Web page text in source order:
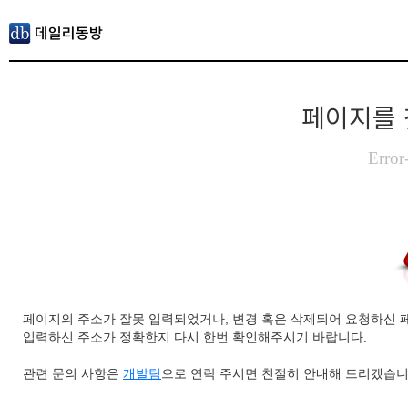
페이지를
페이지의 주소가 잘못 입력되었거나, 변경 혹은 삭제되어 요청하신
입력하신 주소가 정확한지 다시 한번 확인해주시기 바랍니다.
관련 문의 사항은 개발팀 으로 연락 주시면 친절히 안내해 드리겠습